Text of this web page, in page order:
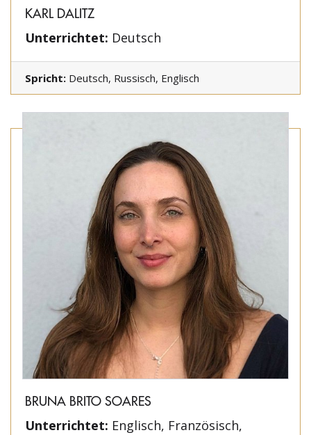
KARL DALITZ
Unterrichtet: Deutsch
Spricht: Deutsch, Russisch, Englisch
BRUNA BRITO SOARES
Unterrichtet: Englisch, Französisch,